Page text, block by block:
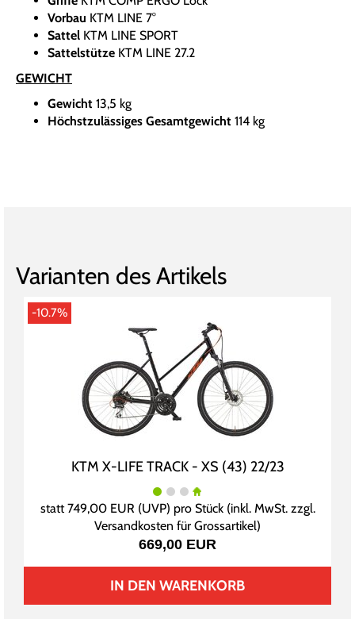
Vorbau KTM LINE 7°
Sattel KTM LINE SPORT
Sattelstütze KTM LINE 27.2
GEWICHT
Gewicht 13,5 kg
Höchstzulässiges Gesamtgewicht 114 kg
Varianten des Artikels
-10.7%
KTM X-LIFE TRACK - XS (43) 22/23
statt749,00 EUR (UVP) pro Stück (inkl. MwSt. zzgl.
Versandkosten für Grossartikel)
669,00 EUR
IN DEN WARENKORB